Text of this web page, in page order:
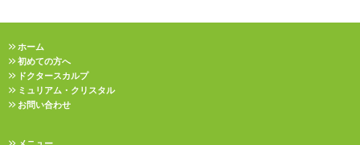
ホーム
初めての方へ
ドクタースカルプ
ミュリアム・クリスタル
お問い合わせ